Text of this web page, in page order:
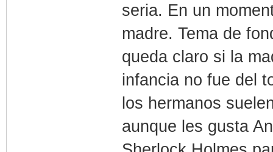
seria. En un
madre. Tema de
queda claro si la
infancia no fue del
los hermanos
aunque les gusta